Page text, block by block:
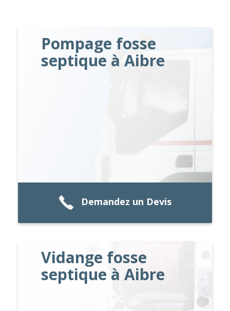
Pompage fosse
septique à Aibre
Demandez un Devis
Vidange fosse
septique à Aibre